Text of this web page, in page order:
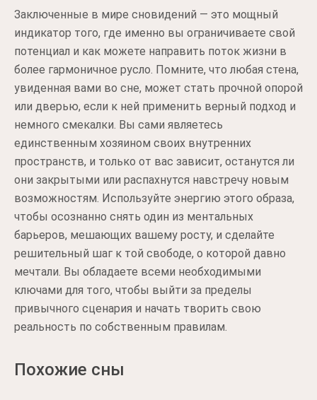
Заключенные в мире сновидений — это мощный
индикатор того, где именно вы ограничиваете свой
потенциал и как можете направить поток жизни в
более гармоничное русло. Помните, что любая стена,
увиденная вами во сне, может стать прочной опорой
или дверью, если к ней применить верный подход и
немного смекалки. Вы сами являетесь
единственным хозяином своих внутренних
пространств, и только от вас зависит, останутся ли
они закрытыми или распахнутся навстречу новым
возможностям. Используйте энергию этого образа,
чтобы осознанно снять один из ментальных
барьеров, мешающих вашему росту, и сделайте
решительный шаг к той свободе, о которой давно
мечтали. Вы обладаете всеми необходимыми
ключами для того, чтобы выйти за пределы
привычного сценария и начать творить свою
реальность по собственным правилам.
Похожие сны